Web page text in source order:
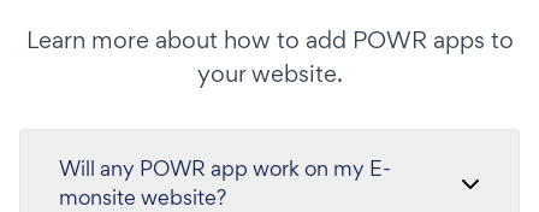
Learn more about how to add POWR apps to
your website.
Will any POWR app work on my E-
monsite website?